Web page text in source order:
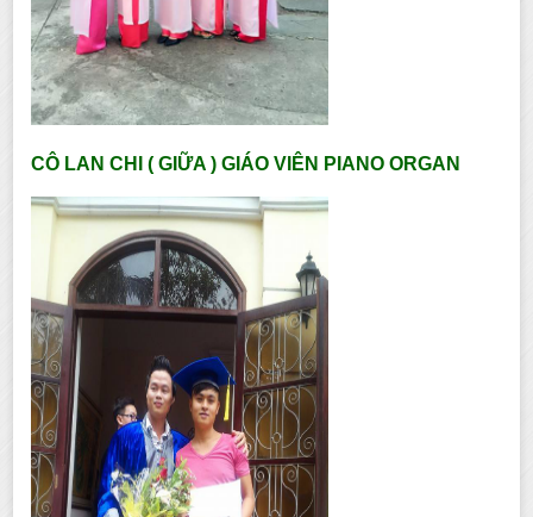
CÔ LAN CHI ( GIỮA ) GIÁO VIÊN PIANO ORGAN